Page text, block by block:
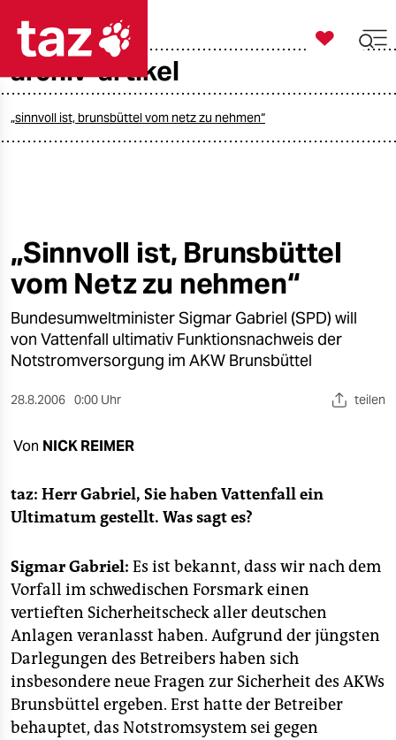
taz zahl ich
öko
gesellschaft
kultur
sport
berlin
nord
verlag
veranstaltungen
shop
fragen & hilfe
unterstützen
abo

taz zahl ich
archiv-artikel
„sinnvoll ist, brunsbüttel vom netz zu nehmen“
„Sinnvoll ist, Brunsbüttel
vom Netz zu nehmen“
Bundesumweltminister Sigmar Gabriel (SPD) will
von Vattenfall ultimativ Funktionsnachweis der
Notstromversorgung im AKW Brunsbüttel
28.8.2006 0:00 Uhr teilen
Von NICK REIMER
taz: Herr Gabriel, Sie haben Vattenfall ein
Ultimatum gestellt. Was sagt es?
Sigmar Gabriel: Es ist bekannt, dass wir nach dem
Vorfall im schwedischen Forsmark einen
vertieften Sicherheitscheck aller deutschen
Anlagen veranlasst haben. Aufgrund der jüngsten
Darlegungen des Betreibers haben sich
insbesondere neue Fragen zur Sicherheit des AKWs
Brunsbüttel ergeben. Erst hatte der Betreiber
behauptet, das Notstromsystem sei gegen